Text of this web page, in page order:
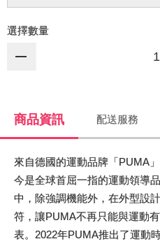
選擇數量
商品資訊 配送服務
來自德國的運動品牌「PUMA
今是全球首屈一指的運動領導
中，除強調機能外，在外型設
符，讓PUMA不再只能與運動
表。2022年PUMA推出了運動